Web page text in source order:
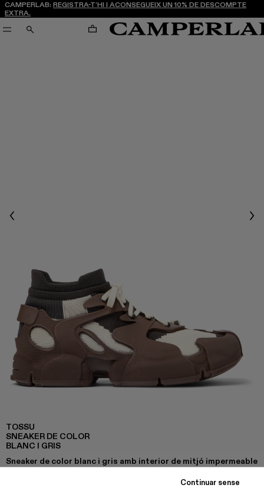
Continuar sense
CAMPERLAB: REGISTRA-T’HI I ACONSEGUEIX UN 10% DE DESCOMPTE
EXTRA.
CERCA CARRO
Previous
TOSSU
SNEAKER DE COLOR
BLANC I GRIS
Sneaker de color blanc i gris amb interior de mitjó impermeable
confeccionat amb PET reciclat teixit en 3D, exterior de TPU
d’injecció directa i sola de poliuretà termoplàstic reciclat.